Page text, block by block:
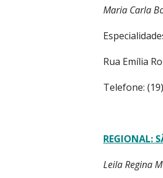
Maria Carla
Rua Emília
Telefone:
REGIONAL:
Leila Regina